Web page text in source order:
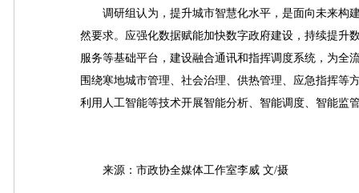
调研组认为，提升城市智慧化水平，是面向未来构
然要求。应强化数据赋能加快数字政府建设，持续提升
服务等基础平台，建设融合通讯和指挥调度系统，为全
围绕寒地城市管理、社会治理、供热管理、应急指挥等
利用人工智能等技术开展智能分析、智能调度、智能监
来源：市政协全媒体工作室李威 文/摄